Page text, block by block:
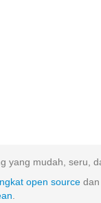
yang mudah, seru,
open source